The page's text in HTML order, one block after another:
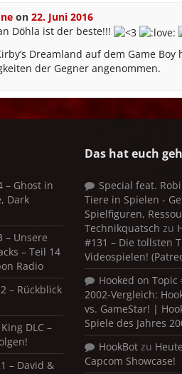
on 22. Juni 2016
Döhla ist der beste!!!
Dreamland auf dem Game
der Gegner angenommen.
– Ghost in
Dark
– Unsere
– Teil 14
Radio
– Rückblick
DLC –
– David &
Das hat euch
Special feat.
Tiere in Spielen -
Spielfiguren,
Technikquatsch zu
#131 – Die tollsten
Videospielen!
Hooked on Topic
2002-Vergleich:
vs. GameStar! |
Spiele des Jahres
HookBot zu
Capcom Showcase!